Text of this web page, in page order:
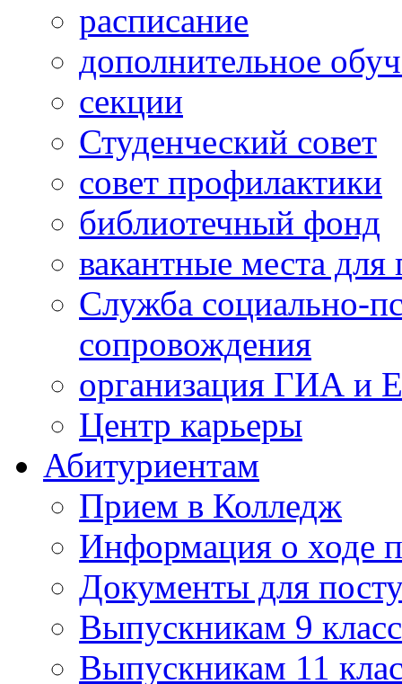
расписание
дополнительное
секции
Студенческий совет
совет профилактики
библиотечный фонд
вакантные места
Служба социально-
сопровождения
организация ГИА и
Центр карьеры
Абитуриентам
Прием в Колледж
Информация о ходе
Документы для
Выпускникам 9
Выпускникам 11